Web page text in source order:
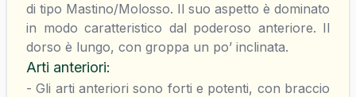
di tipo Mastino/Molosso. Il suo aspetto è dominato
in modo caratteristico dal poderoso anteriore. Il
dorso è lungo, con groppa un po’ inclinata.
Arti anteriori:
- Gli arti anteriori sono forti e potenti, con braccio